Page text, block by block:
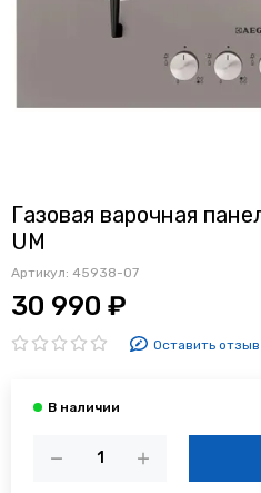
Газовая варочная
UM
Артикул: 45938-07
30 990 ₽
Оставить отзыв